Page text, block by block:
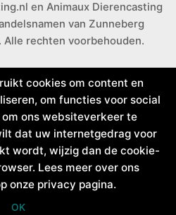
en Animaux Dierencasting
van Zunneberg
Alle rechten voorbehouden.
cookies om content en
om functies voor social
ons websiteverkeer te
dat uw internetgedrag voor
wordt, wijzig dan de cookie-
Lees meer over ons
onze privacy pagina.
OK